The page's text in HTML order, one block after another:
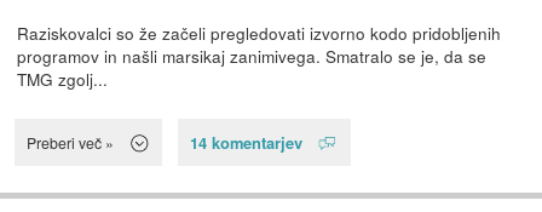
Raziskovalci so že začeli pregledovati izvorno kodo pridobljenih
programov in našli marsikaj zanimivega. Smatralo se je, da se
TMG zgolj...
Preberi več » 14 komentarjev